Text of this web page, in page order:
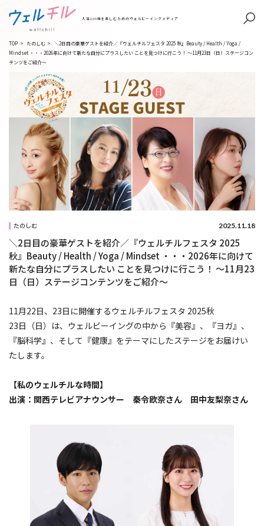
人生100年を楽しむためのウェルビーイングメディア
TOP > たのしむ >
＼2日目の豪華ゲストを紹介／『ウェルチルフェスタ 2025 秋』Beauty / Health / Yoga /
Mindset ・・・2026年に向けて新たな自分にプラスしたい ことを見つけに行こう！ 〜11月23日（日）ステージコン
テンツをご紹介〜
たのしむ 2025.11.18
＼2日目の豪華ゲストを紹介／『ウェルチルフェスタ 2025
秋』Beauty / Health / Yoga / Mindset ・・・2026年に向けて
新たな自分にプラスしたい ことを見つけに行こう！ 〜11月23
日（日）ステージコンテンツをご紹介〜
11月22日、23日に開催するウェルチルフェスタ 2025秋
23日（日）は、ウェルビーイングの中から『美容』、『ヨガ』、
『脳科学』、そして『健康』をテーマにしたステージをお届けい
たします。
【私のウェルチルな時間】
出演：関西テレビアナウンサー 秦令欧奈さん 田中友梨奈さん